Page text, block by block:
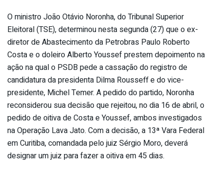
O ministro João Otávio Noronha, do Tribunal Superior
Eleitoral (TSE), determinou nesta segunda (27) que o ex-
diretor de Abastecimento da Petrobras Paulo Roberto
Costa e o doleiro Alberto Youssef prestem depoimento na
ação na qual o PSDB pede a cassação do registro de
candidatura da presidenta Dilma Rousseff e do vice-
presidente, Michel Temer. A pedido do partido, Noronha
reconsiderou sua decisão que rejeitou, no dia 16 de abril, o
pedido de oitiva de Costa e Youssef, ambos investigados
na Operação Lava Jato. Com a decisão, a 13ª Vara Federal
em Curitiba, comandada pelo juiz Sérgio Moro, deverá
designar um juiz para fazer a oitiva em 45 dias.